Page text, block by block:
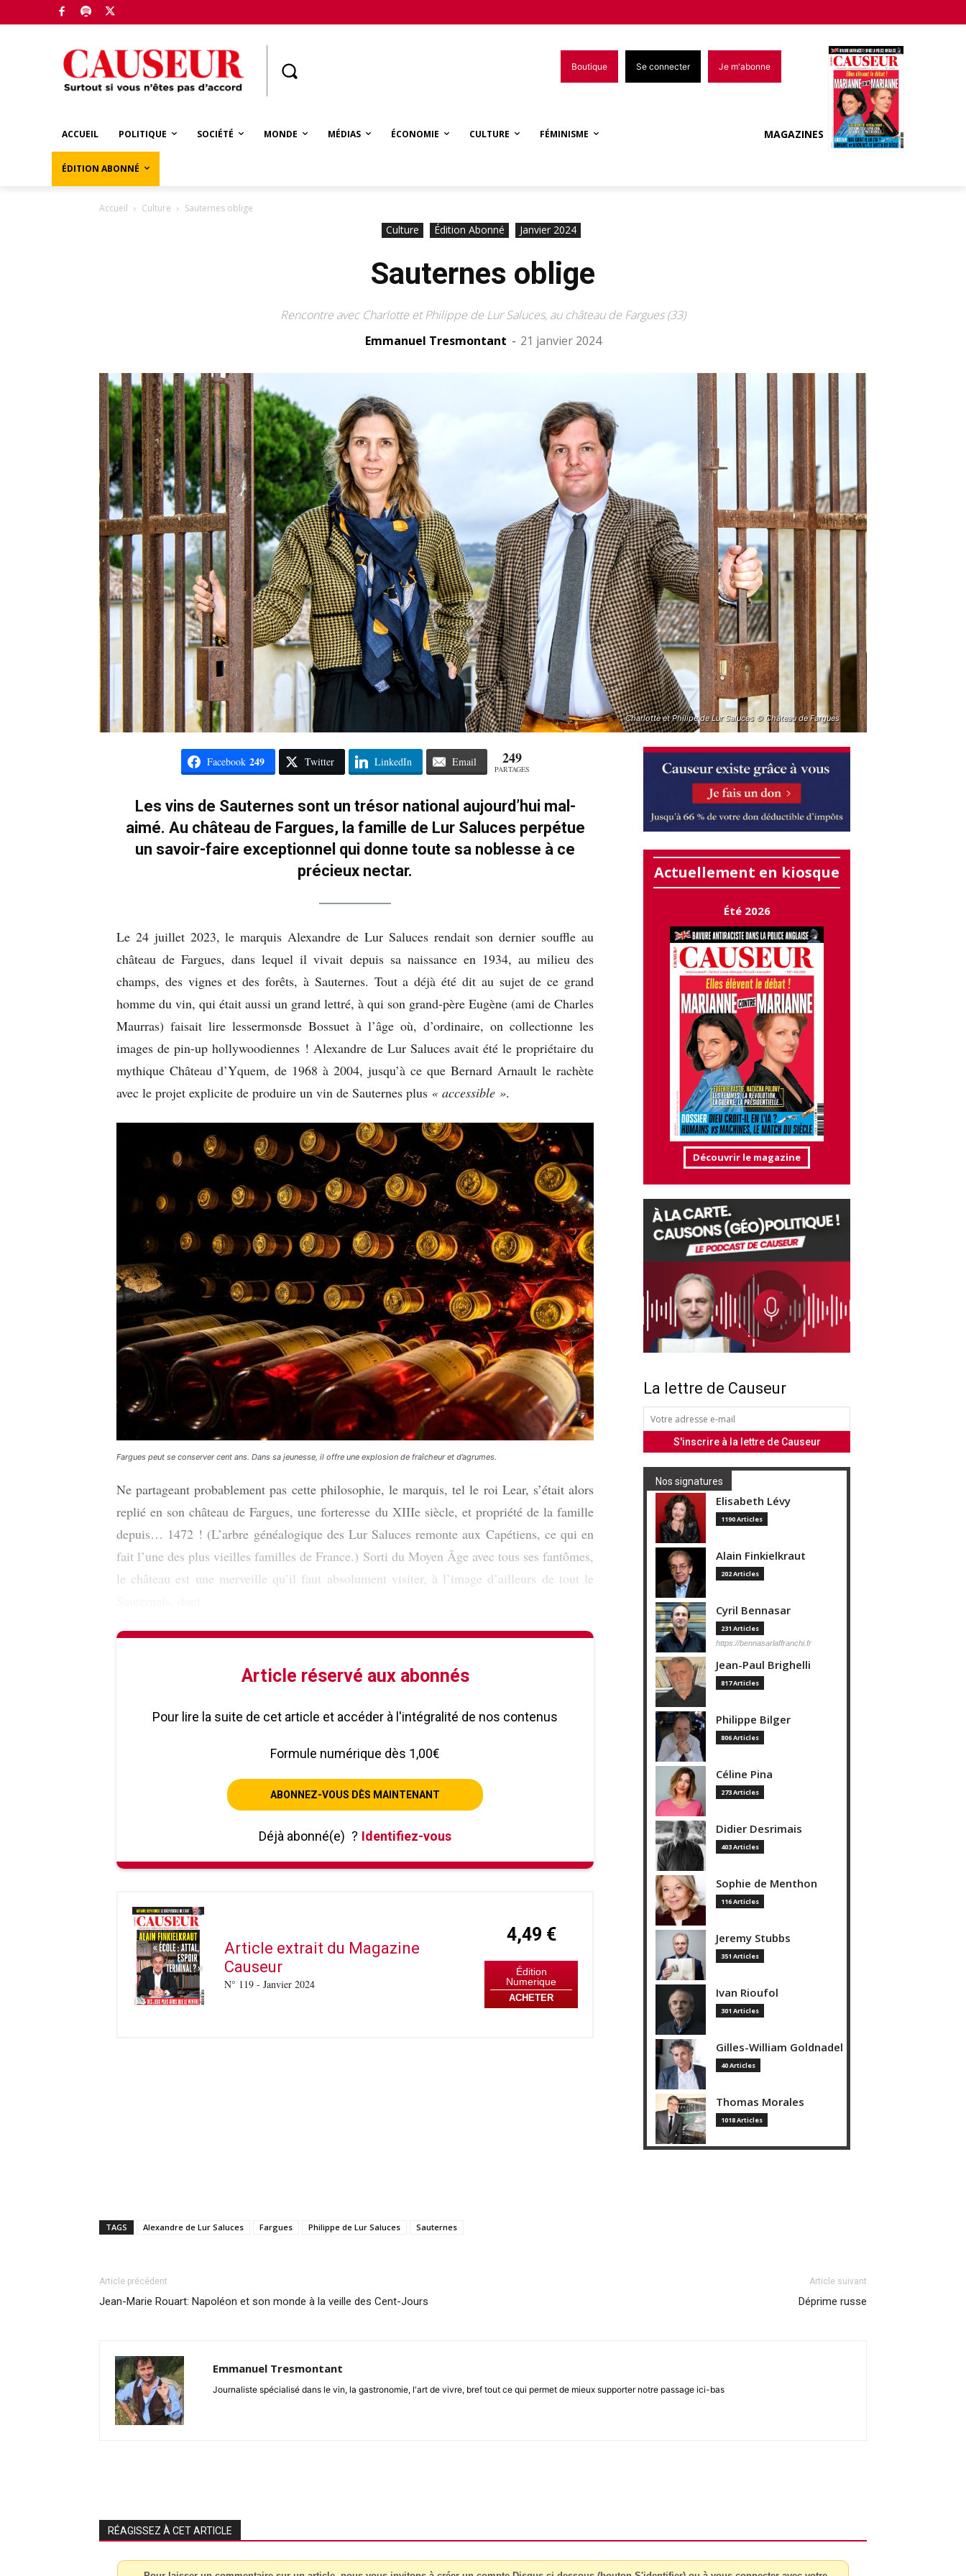
Boutique Se connecter Je m'abonne
ACCUEIL POLITIQUE SOCIÉTÉ MONDE MÉDIAS ÉCONOMIE CULTURE FÉMINISME
ÉDITION ABONNÉ
MAGAZINES
Accueil Culture Sauternes oblige
Culture Édition Abonné Janvier 2024
Sauternes oblige
Rencontre avec Charlotte et Philippe de Lur Saluces, au château de Fargues (33)
Emmanuel Tresmontant - 21 janvier 2024
Charlotte et Philipe de Lur Saluces © Château de Fargues
Facebook 249 Twitter LinkedIn Email 249
PARTAGES
Les vins de Sauternes sont un trésor national aujourd’hui mal-
aimé. Au château de Fargues, la famille de Lur Saluces perpétue
un savoir-faire exceptionnel qui donne toute sa noblesse à ce
précieux nectar.
Le 24 juillet 2023, le marquis Alexandre de Lur Saluces rendait son dernier souffle au
château de Fargues, dans lequel il vivait depuis sa naissance en 1934, au milieu des
champs, des vignes et des forêts, à Sauternes. Tout a déjà été dit au sujet de ce grand
homme du vin, qui était aussi un grand lettré, à qui son grand-père Eugène (ami de Charles
Maurras) faisait lire lessermonsde Bossuet à l’âge où, d’ordinaire, on collectionne les
images de pin-up hollywoodiennes ! Alexandre de Lur Saluces avait été le propriétaire du
mythique Château d’Yquem, de 1968 à 2004, jusqu’à ce que Bernard Arnault le rachète
avec le projet explicite de produire un vin de Sauternes plus « accessible ».
Fargues peut se conserver cent ans. Dans sa jeunesse, il offre une explosion de fraîcheur et d’agrumes.
Ne partageant probablement pas cette philosophie, le marquis, tel le roi Lear, s’était alors
replié en son château de Fargues, une forteresse du XIIIe siècle, et propriété de la famille
depuis… 1472 ! (L’arbre généalogique des Lur Saluces remonte aux Capétiens, ce qui en
fait l’une des plus vieilles familles de France.) Sorti du Moyen Âge avec tous ses fantômes,
le château est une merveille qu’il faut absolument visiter, à l’image d’ailleurs de tout le
Article réservé aux abonnés
Pour lire la suite de cet article et accéder à l'intégralité de nos contenus
Formule numérique dès 1,00€
ABONNEZ-VOUS DÈS MAINTENANT
Déjà abonné(e) ? Identifiez-vous
Article extrait du Magazine
Causeur
N° 119 - Janvier 2024
4,49 €
Édition
Numerique
ACHETER
Actuellement en kiosque
Été 2026
Découvrir le magazine
La lettre de Causeur
Nos signatures
Elisabeth Lévy
1190 Articles
Alain Finkielkraut
202 Articles
Cyril Bennasar
231 Articles
https://bennasarlaffranchi.fr
Jean-Paul Brighelli
817 Articles
Philippe Bilger
806 Articles
Céline Pina
273 Articles
Didier Desrimais
403 Articles
Sophie de Menthon
116 Articles
Jeremy Stubbs
351 Articles
Ivan Rioufol
301 Articles
Gilles-William Goldnadel
40 Articles
Thomas Morales
1018 Articles
TAGS Alexandre de Lur Saluces Fargues Philippe de Lur Saluces Sauternes
Article précédent
Jean-Marie Rouart: Napoléon et son monde à la veille des Cent-Jours
Article suivant
Déprime russe
Emmanuel Tresmontant
Journaliste spécialisé dans le vin, la gastronomie, l'art de vivre, bref tout ce qui permet de mieux supporter notre passage ici-bas
RÉAGISSEZ À CET ARTICLE